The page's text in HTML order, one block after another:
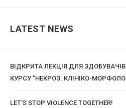
LATEST NEWS
ВІДКРИТА ЛЕКЦІЯ ДЛЯ
КУРСУ "НЕКРОЗ. КЛІНІКО-
LET'S STOP VIOLENCE TOGETHER!